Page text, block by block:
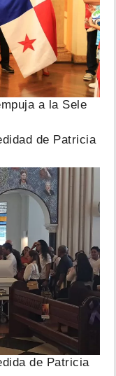
a la Sele
de Patricia
de Patricia